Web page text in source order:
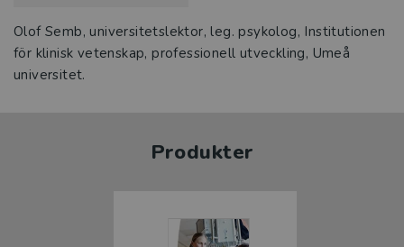
Olof Semb, universitetslektor, leg. psykolog, Institutionen
för klinisk vetenskap, professionell utveckling, Umeå
universitet.
Produkter